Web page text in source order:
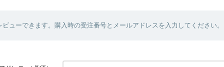
ューできます。購入時の受注番号とメールアドレスを入力してください。